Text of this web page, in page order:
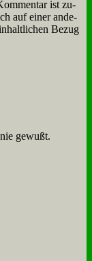
ist zu­
auf ei­ner an­de­
Be­zug
ge­wußt.